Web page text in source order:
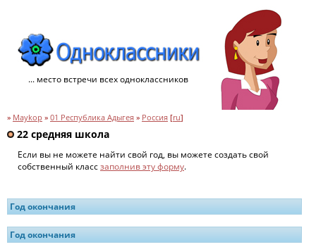
... место встречи всех одноклассников
» Maykop » 01 Республика Адыгея » Россия [ru]
22 средняя школа
Если вы не можете найти свой год, вы можете создать свой
собственный классзаполнив эту форму.
Год окончания
Год окончания